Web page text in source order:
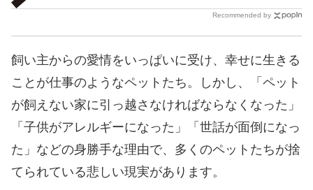
Recommended by
飼い主からの愛情をいっぱいに受け、幸せに生きる
ことが仕事のようなペットたち。しかし、「ペット
が飼えない家に引っ越さなければならなくなった」
「子供がアレルギーになった」「世話が面倒になっ
た」などの身勝手な理由で、多くのペットたちが捨
てられている悲しい現実があります。